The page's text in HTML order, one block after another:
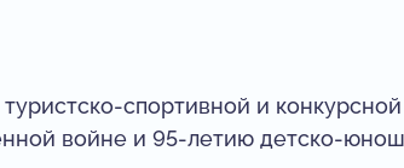
спортивной и
войне и 95-летию детско-